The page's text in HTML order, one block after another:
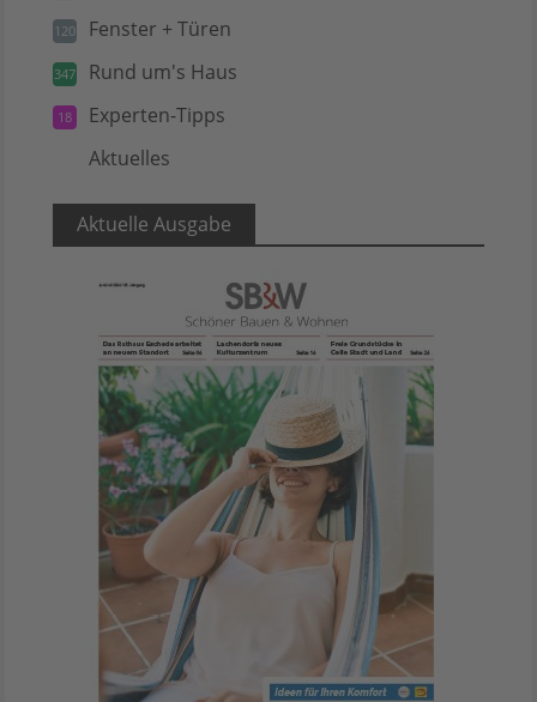
120 Fenster + Türen
347 Rund um's Haus
18 Experten-Tipps
Aktuelles
Aktuelle Ausgabe